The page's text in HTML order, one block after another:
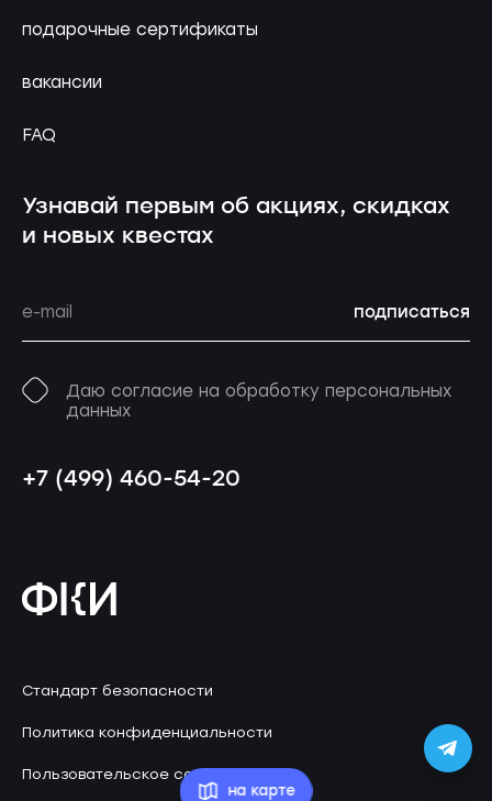
на карте
подарочные сертификаты
вакансии
FAQ
Узнавай первым об акциях, скидках
и новых квестах
подписаться
Даю согласие на обработку персональных
данных
+7 (499) 460-54-20
Стандарт безопасности
Политика конфиденциальности
Пользовательское соглашение